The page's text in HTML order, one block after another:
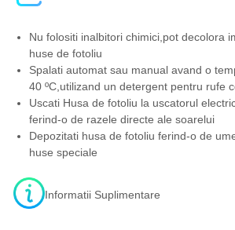
Nu folositi inalbitori chimici,pot decolora
huse de fotoliu
Spalati automat sau manual avand o
40 ºC,utilizand un detergent pentru rufe
Uscati Husa de fotoliu la uscatorul
ferind-o de razele directe ale soarelui
Depozitati husa de fotoliu ferind-o de
huse speciale
Informatii Suplimentare